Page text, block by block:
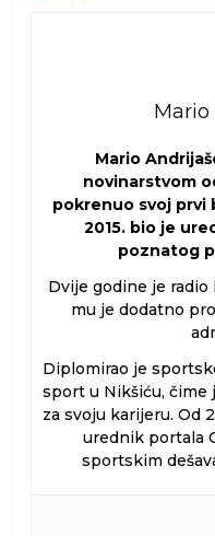
Mario
novinarstvom
pokrenuo svoj prvi
2015. bio je
poznatog
Dvije godine je radio
mu je dodatno
Diplomirao je
sport u Nikšiću, čime
za svoju karijeru. Od
urednik portala
sportskim